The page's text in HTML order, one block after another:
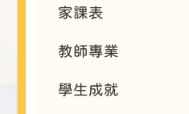
家課表
教師專業
學生成就